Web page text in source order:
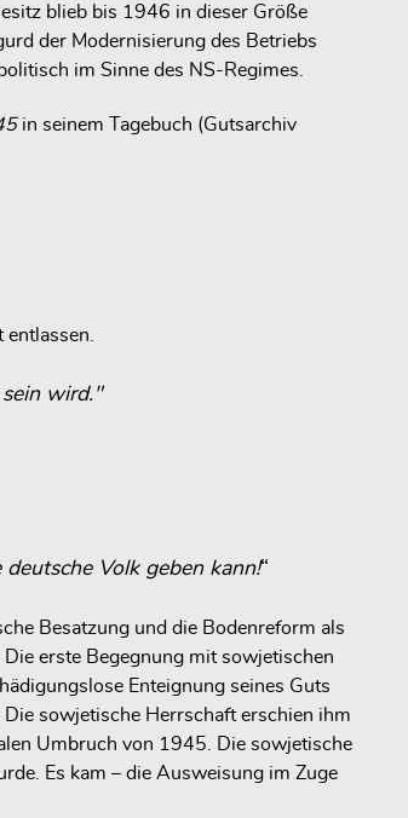
blieb bis 1946 in dieser Größe
der Modernisierung des Betriebs
im Sinne des NS-Regimes.
in seinem Tagebuch (Gutsarchiv
wird."
Volk geben kann!“
Besatzung und die Bodenreform als
erste Begegnung mit sowjetischen
Enteignung seines Guts
sowjetische Herrschaft erschien ihm
Umbruch von 1945. Die sowjetische
Es kam – die Ausweisung im Zuge